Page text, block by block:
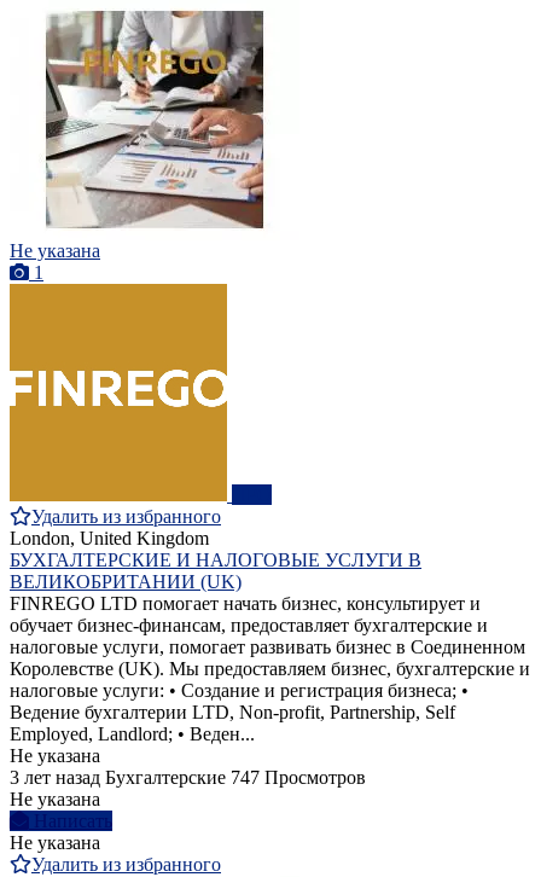
Не указана
1
Удалить из избранного
London, United Kingdom
БУХГАЛТЕРСКИЕ И НАЛОГОВЫЕ УСЛУГИ В
ВЕЛИКОБРИТАНИИ (UK)
FINREGO LTD помогает начать бизнес, консультирует и
обучает бизнес-финансам, предоставляет бухгалтерские и
налоговые услуги, помогает развивать бизнес в Соединенном
Королевстве (UK). Мы предоставляем бизнес, бухгалтерские и
налоговые услуги: • Создание и регистрация бизнеса; •
Ведение бухгалтерии LTD, Non-profit, Partnership, Self
Employed, Landlord; • Веден...
Не указана
3 лет назад Бухгалтерские 747 Просмотров
Не указана
Написать
Не указана
Удалить из избранного